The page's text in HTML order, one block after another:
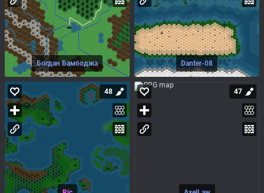
Богдан Бамбоджа Danter-08
48 47